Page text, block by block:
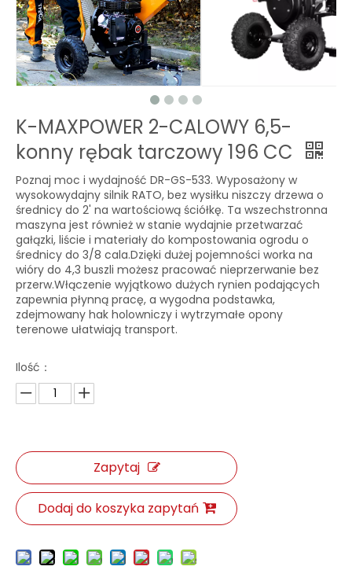
K-MAXPOWER 2-CALOWY 6,5-
konny rębak tarczowy 196 CC
Poznaj moc i wydajność DR-GS-533. Wyposażony w
wysokowydajny silnik RATO, bez wysiłku niszczy drzewa o
średnicy do 2' na wartościową ściółkę. Ta wszechstronna
maszyna jest również w stanie wydajnie przetwarzać
gałązki, liście i materiały do ​​kompostowania ogrodu o
średnicy do 3/8 cala.Dzięki dużej pojemności worka na
wióry do 4,3 buszli możesz pracować nieprzerwanie bez
przerw.Włączenie wyjątkowo dużych rynien podających
zapewnia płynną pracę, a wygodna podstawka,
zdejmowany hak holowniczy i wytrzymałe opony
terenowe ułatwiają transport.
Ilość：
Zapytaj
Dodaj do koszyka zapytań